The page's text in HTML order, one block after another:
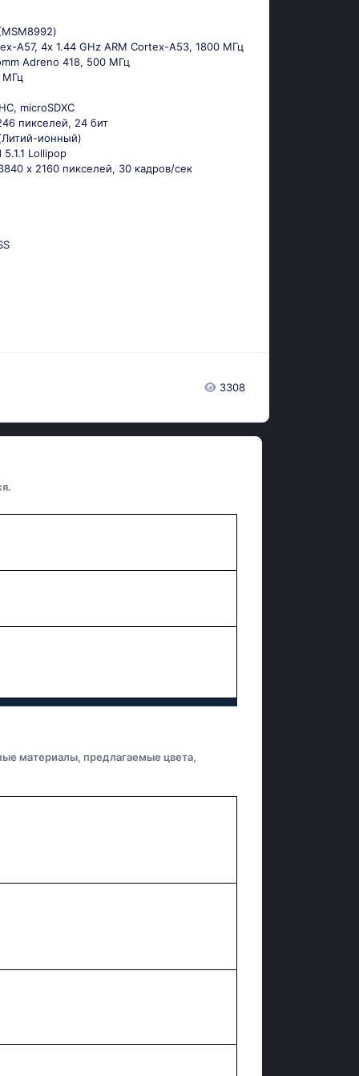
А57, 4х 1.44 GНz АRМ Соrtех-А53, 1800 МГц
Adreno 418, 500 МГц
МГц
microSDXC
пикселей, 24 бит
ионный)
Lоlliрор
x 2160 пикселей, 30 кадров/сек
3308
материалы, предлагаемые цвета,